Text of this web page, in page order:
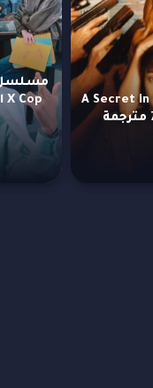
مسلسل سر في براغ A Secret in